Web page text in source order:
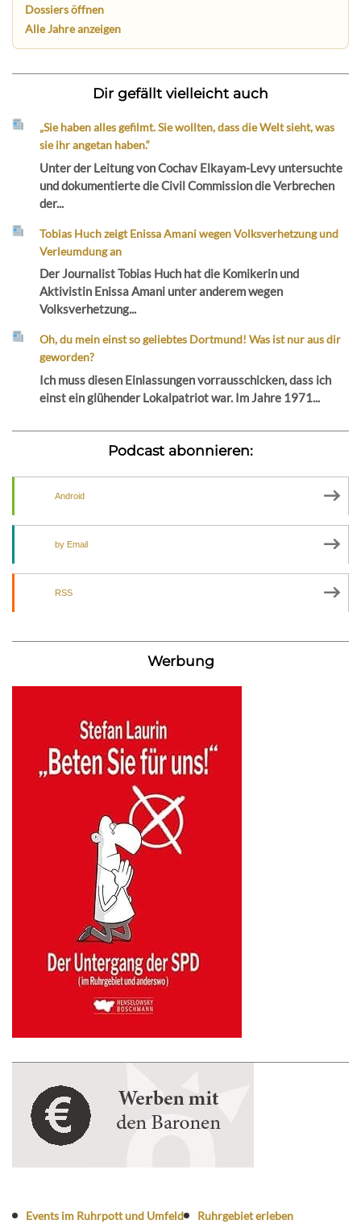
Dossiers öffnen
Alle Jahre anzeigen
Dir gefällt vielleicht auch
„Sie haben alles gefilmt. Sie wollten, dass die Welt sieht, was
sie ihr angetan haben.“
Unter der Leitung von Cochav Elkayam-Levy untersuchte
und dokumentierte die Civil Commission die Verbrechen
der...
Tobias Huch zeigt Enissa Amani wegen Volksverhetzung und
Verleumdung an
Der Journalist Tobias Huch hat die Komikerin und
Aktivistin Enissa Amani unter anderem wegen
Volksverhetzung...
Oh, du mein einst so geliebtes Dortmund! Was ist nur aus dir
geworden?
Ich muss diesen Einlassungen vorrausschicken, dass ich
einst ein glühender Lokalpatriot war. Im Jahre 1971...
Podcast abonnieren:
Android
by Email
RSS
Werbung
Events im Ruhrpott und Umfeld Ruhrgebiet erleben